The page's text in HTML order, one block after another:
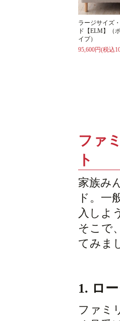
ラージサイズ
ド【ELM】（
イプ）
95,600円(税込
ファ
ト
家族み
ド。一
入しよ
そこで
てみま
1. ロ
ファミ